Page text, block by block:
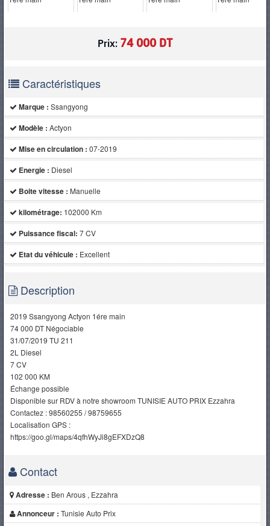
Prix: 74 000 DT
Caractéristiques
Marque : Ssangyong
Modèle : Actyon
Mise en circulation : 07-2019
Energie : Diesel
Boite vitesse : Manuelle
kilométrage: 102000 Km
Puissance fiscal: 7 CV
Etat du véhicule : Excellent
Description
2019 Ssangyong Actyon 1ére main
74 000 DT Négociable
31/07/2019 TU 211
2L Diesel
7 CV
102 000 KM
Échange possible
Disponible sur RDV à notre showroom TUNISIE AUTO PRIX Ezzahra
Contactez : 98560255 / 98759655
Localisation GPS :
https://goo.gl/maps/4qfhWyJi8gEFXDzQ8
Contact
Adresse : Ben Arous , Ezzahra
Annonceur : Tunisie Auto Prix
PNEUS